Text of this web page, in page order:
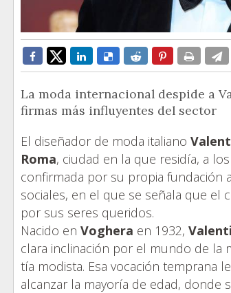
La moda internacional despide a
firmas más influyentes del sector
El diseñador de moda italiano
Roma, ciudad en la que residía, a
confirmada por su propia fundación
sociales, en el que se señala que el
por sus seres queridos.
Nacido en Voghera en 1932,
clara inclinación por el mundo de la
tía modista. Esa vocación temprana
alcanzar la mayoría de edad, donde